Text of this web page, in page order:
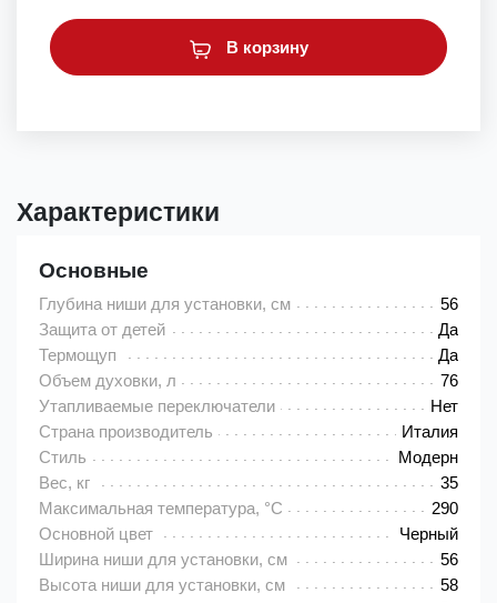
В корзину
Характеристики
Основные
Глубина ниши для установки, см
56
Защита от детей
Да
Термощуп
Да
Объем духовки, л
76
Утапливаемые переключатели
Нет
Страна производитель
Италия
Стиль
Модерн
Вес, кг
35
Максимальная температура, °C
290
Основной цвет
Черный
Ширина ниши для установки, см
56
Высота ниши для установки, см
58